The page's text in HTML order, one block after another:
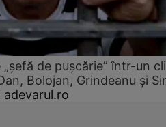
de pușcărie” într-un
Bolojan, Grindeanu și
adevarul.ro